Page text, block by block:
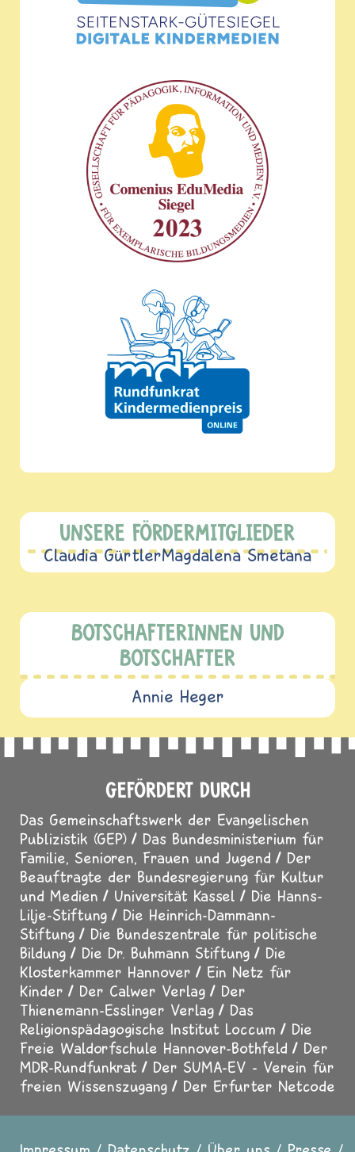
UNSERE FÖRDERMITGLIEDER
Claudia GürtlerMagdalena Smetana
BOTSCHAFTERINNEN UND
BOTSCHAFTER
Annie Heger
GEFÖRDERT DURCH
Das Gemeinschaftswerk der Evangelischen
Publizistik (GEP)
Das Bundesministerium für
Familie, Senioren, Frauen und Jugend
Der
Beauftragte der Bundesregierung für Kultur
und Medien
Universität Kassel
Die Hanns-
Lilje-Stiftung
Die Heinrich-Dammann-
Stiftung
Die Bundeszentrale für politische
Bildung
Die Dr. Buhmann Stiftung
Die
Klosterkammer Hannover
Ein Netz für
Kinder
Der Calwer Verlag
Der
Thienemann-Esslinger Verlag
Das
Religionspädagogische Institut Loccum
Die
Freie Waldorfschule Hannover-Bothfeld
Der
MDR-Rundfunkrat
Der SUMA-EV - Verein für
freien Wissenszugang
Der Erfurter Netcode